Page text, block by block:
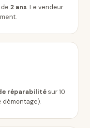
2 ans. Le vendeur
réparabilitésur 10
démontage).